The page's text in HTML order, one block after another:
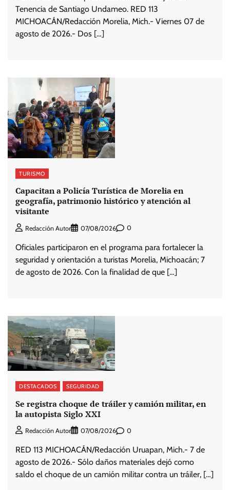
Tenencia de Santiago Undameo. RED 113
MICHOACÁN/Redacción Morelia, Mich.- Viernes 07 de
agosto de 2026.- Dos […]
TURISMO
Capacitan a Policía Turística de Morelia en
geografía, patrimonio histórico y atención al
visitante
Redacción Autor 07/08/2026 0
Oficiales participaron en el programa para fortalecer la
seguridad y orientación a turistas Morelia, Michoacán; 7
de agosto de 2026. Con la finalidad de que […]
DESTACADOS SEGURIDAD
Se registra choque de tráiler y camión militar, en
la autopista Siglo XXI
Redacción Autor 07/08/2026 0
RED 113 MICHOACÁN/Redacción Uruapan, Mich.- 7 de
agosto de 2026.- Sólo daños materiales dejó como
saldo el choque de un camión militar contra un tráiler, […]